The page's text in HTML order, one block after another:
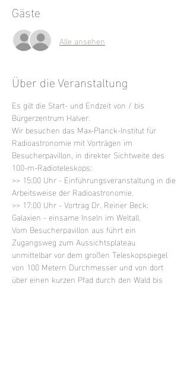
Gäste
Alle ansehen
Über die Veranstaltung
Es gilt die Start- und Endzeit von / bis
Bürgerzentrum Halver.
Wir besuchen das Max-Planck-Institut für
Radioastronomie mit Vorträgen im
Besucherpavillon, in direkter Sichtweite des
100-m-Radioteleskops:
>> 15:00 Uhr - Einführungsveranstaltung in die
Arbeitsweise der Radioastronomie.
>> 17:00 Uhr - Vortrag Dr. Reiner Beck:
Galaxien - einsame Inseln im Weltall.
Vom Besucherpavillon aus führt ein
Zugangsweg zum Aussichtsplateau
unmittelbar vor dem großen Teleskopspiegel
von 100 Metern Durchmesser und von dort
über einen kurzen Pfad durch den Wald bis